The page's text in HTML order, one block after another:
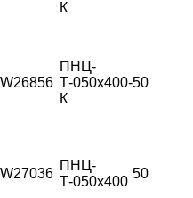
К
W26856
ПНЦ-
Т-050х400-
К
50
W27036
ПНЦ-
Т-050х400
50